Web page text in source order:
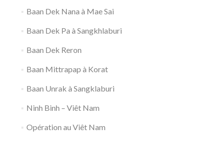
Baan Dek Nana à Mae Sai
Baan Dek Pa à Sangkhlaburi
Baan Dek Reron
Baan Mittrapap à Korat
Baan Unrak à Sangklaburi
Ninh Binh – Viêt Nam
Opération au Viêt Nam